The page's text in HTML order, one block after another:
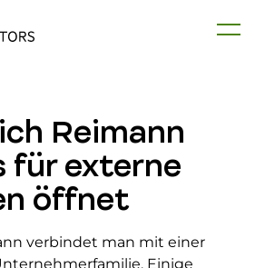
Reimann
für externe
öffnet
verbindet man mit einer
Einige